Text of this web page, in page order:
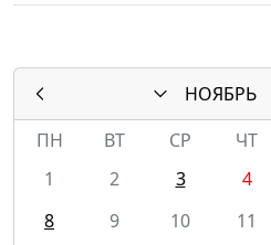
НОЯБРЬ
ПН
ВТ СР ЧТ
1
2 3 4
8
9 10 11